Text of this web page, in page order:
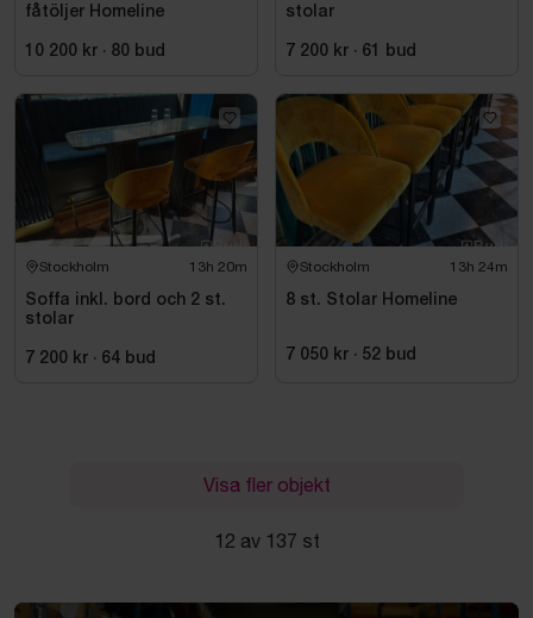
fåtöljer Homeline
10 200 kr · 80 bud
stolar
7 200 kr · 61 bud
Stockholm 13h 20m
Soffa inkl. bord och 2 st.
stolar
7 200 kr · 64 bud
Stockholm 13h 24m
8 st. Stolar Homeline
7 050 kr · 52 bud
Visa fler objekt
12 av 137 st